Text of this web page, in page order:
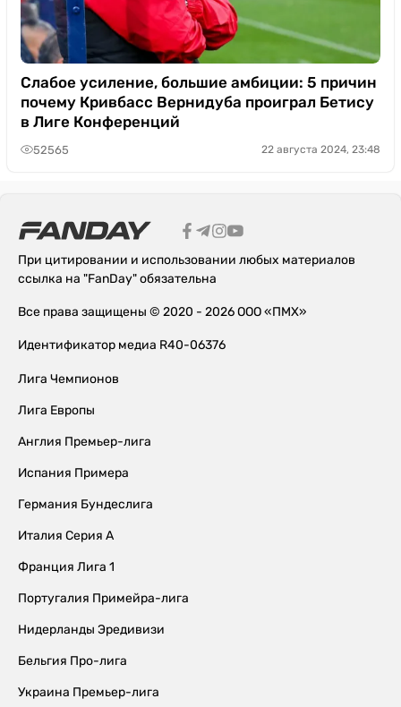
Слабое усиление, большие амбиции: 5 причин
почему Кривбасс Вернидуба проиграл Бетису
в Лиге Конференций
52565 22 августа 2024, 23:48
При цитировании и использовании любых материалов
ссылка на "FanDay" обязательна
Все права защищены © 2020 - 2026 ООО «ПМХ»
Идентификатор медиа R40-06376
Лига Чемпионов
Лига Европы
Англия Премьер-лига
Испания Примера
Германия Бундеслига
Италия Серия А
Франция Лига 1
Португалия Примейра-лига
Нидерланды Эредивизи
Бельгия Про-лига
Украина Премьер-лига